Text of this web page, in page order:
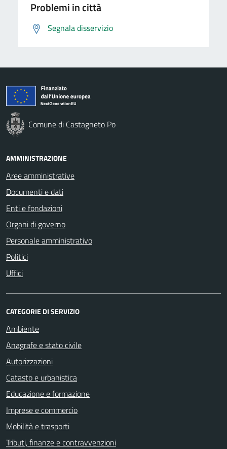
Problemi in città
Segnala disservizio
Comune di Castagneto Po
AMMINISTRAZIONE
Aree amministrative
Documenti e dati
Enti e fondazioni
Organi di governo
Personale amministrativo
Politici
Uffici
CATEGORIE DI SERVIZIO
Ambiente
Anagrafe e stato civile
Autorizzazioni
Catasto e urbanistica
Educazione e formazione
Imprese e commercio
Mobilità e trasporti
Tributi, finanze e contravvenzioni